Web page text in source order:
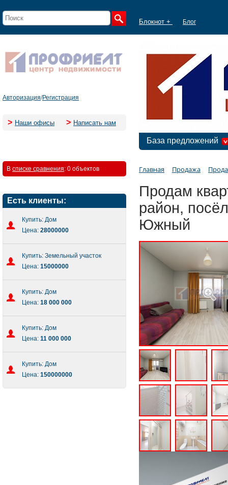
Блокнот + Блог
Авторизация/Регистрация
> Наши офисы > Написать нам
База предложений
В списке сравнения: 0 объектов
Есть клиенты:
Купить: Дом
Цена: 28000000
Купить: Земельный участок
Цена: 15000000
Купить: Дом
Цена: 18 000 000
Купить: Дом
Цена: 11 000 000
Купить: Дом
Цена: 150000000
Главная Продажа
Продам
район,
Южный